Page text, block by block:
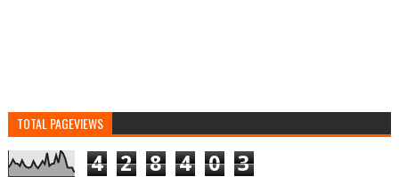
TOTAL PAGEVIEWS
4 2 8 4 0 3